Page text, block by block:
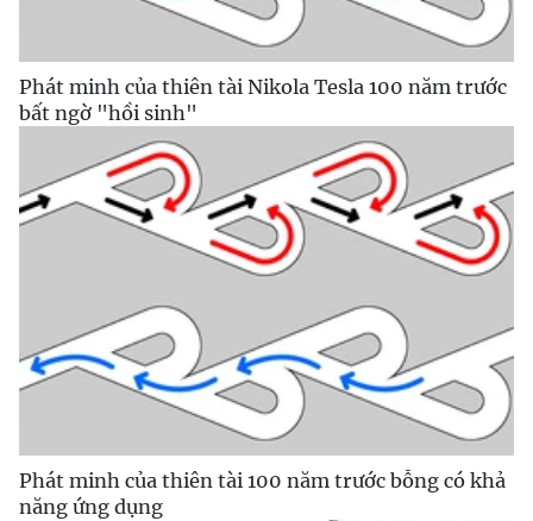
Phát minh của thiên tài Nikola Tesla 100 năm trước
bất ngờ "hồi sinh"
Phát minh của thiên tài 100 năm trước bỗng có khả
năng ứng dụng